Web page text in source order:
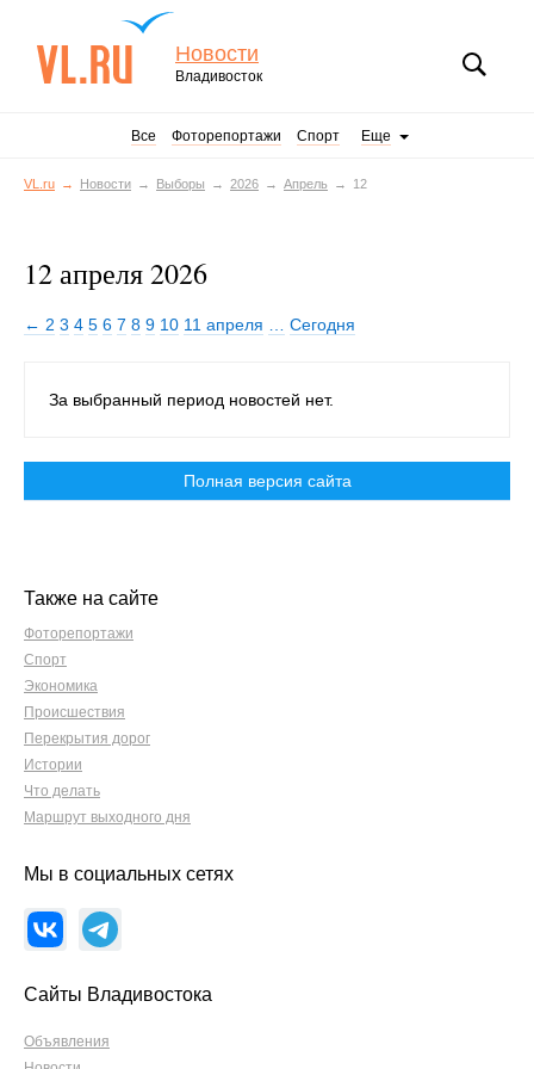
Новости
Владивосток
Все Фоторепортажи Спорт Еще
VL.ru Новости Выборы 2026 Апрель 12
12 апреля 2026
← 2 3 4 5 6 7 8 9 10 11 апреля Сегодня
За выбранный период новостей нет.
Полная версия сайта
Также на сайте
Фоторепортажи
Спорт
Экономика
Происшествия
Перекрытия дорог
Истории
Что делать
Маршрут выходного дня
Мы в социальных сетях
Сайты Владивостока
Объявления